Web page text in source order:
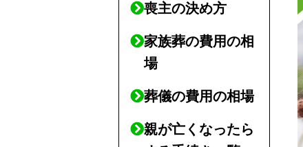
喪主の決め方
家族葬の費用の相
場
葬儀の費用の相場
親が亡くなったら